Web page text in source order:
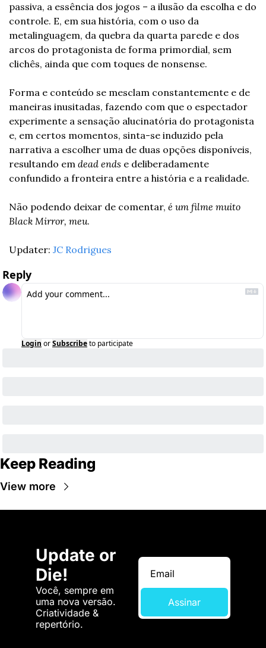
passiva, a essência dos jogos – a ilusão da escolha e do
controle. E, em sua história, com o uso da
metalinguagem, da quebra da quarta parede e dos
arcos do protagonista de forma primordial, sem
clichês, ainda que com toques de nonsense.
Forma e conteúdo se mesclam constantemente e de
maneiras inusitadas, fazendo com que o espectador
experimente a sensação alucinatória do protagonista
e, em certos momentos, sinta-se induzido pela
narrativa a escolher uma de duas opções disponíveis,
resultando em dead ends e deliberadamente
confundido a fronteira entre a história e a realidade.
Não podendo deixar de comentar, é um filme muito
Black Mirror, meu.
Updater: JC Rodrigues
Reply
Login orSubscribeto participate
Keep Reading
View more
Update or
Die!
Você, sempre em
uma nova versão.
Criatividade &
repertório.
Assinar